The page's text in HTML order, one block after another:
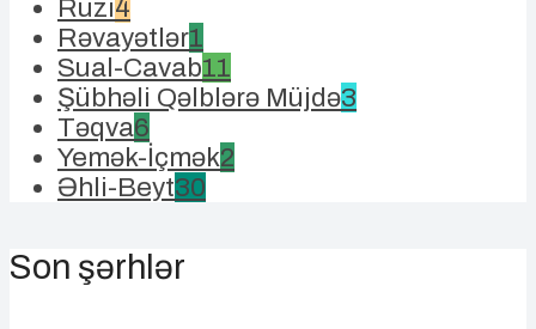
Ruzi4
Rəvayətlər1
Sual-Cavab11
Şübhəli Qəlblərə Müjdə3
Təqva6
Yemək-İçmək2
Əhli-Beyt30
Son şərhlər